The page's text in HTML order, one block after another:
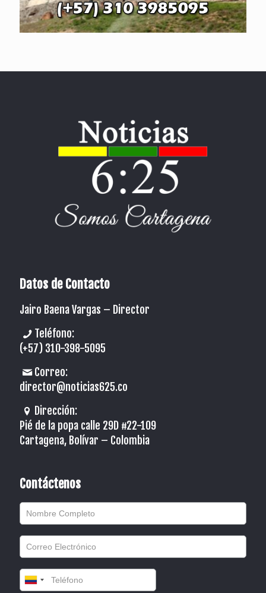
Datos de Contacto
Jairo Baena Vargas – Director
Teléfono:
(+57) 310-398-5095
Correo:
director@noticias625.co
Dirección:
Pié de la popa calle 29D #22-109
Cartagena, Bolívar – Colombia
Contáctenos